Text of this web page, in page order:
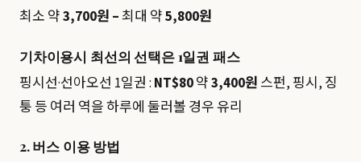
최소 약3,700원 –최대 약5,800원
기차이용시 최선의 선택은 1일권 패스
핑시선·선아오선 1일권 : NT$80약3,400원 스펀, 핑시, 징
퉁 등 여러 역을 하루에 둘러볼 경우 유리
2. 버스 이용 방법